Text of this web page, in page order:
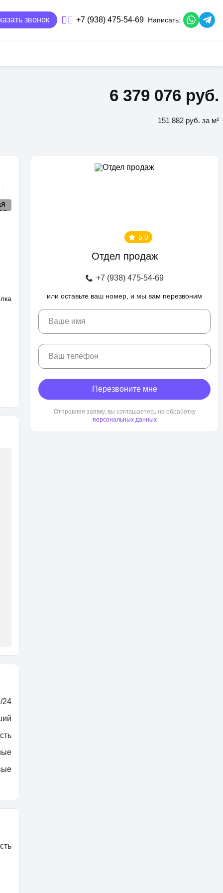
звонок +7 (938) 475-54-69 Написать:
6 379 076 руб.
151 882 руб. за м²
24
5.0
Отдел продаж
+7 (938) 475-54-69
или оставьте ваш номер, и мы вам перезвоним
Ваше имя
Ваш телефон
Перезвоните мне
Отправляя заявку, вы соглашаетесь на обработку
персональных данных